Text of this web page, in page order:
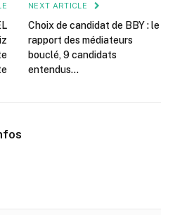
NEXT ARTICLE
Choix de candidat de BBY : le
rapport des médiateurs
bouclé, 9 candidats
entendus…